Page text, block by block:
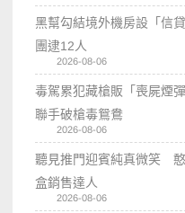
黑幫勾結境外機房設「信
團逮12人
2026-08-06
毒駕累犯藏槍販「喪屍煙
聯手破槍毒鴛鴦
2026-08-06
聽見推門迎賓純真微笑
盒銷售達人
2026-08-06